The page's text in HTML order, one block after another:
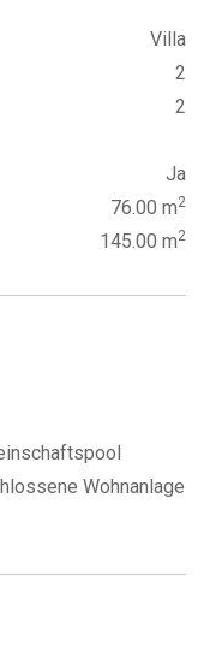
Villa
2
2
Ja
76.00 m2
145.00 m2
Wohnanlage